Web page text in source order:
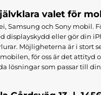
valet för
Samsung och Sony mobil.
displayskydd eller gör din
Möjligheterna är i stort
för oss är det attityd
lösningar som passar till